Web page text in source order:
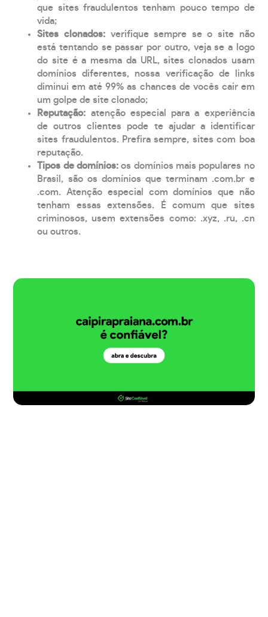
que sites fraudulentos tenham pouco tempo de
vida;
Sites clonados: verifique sempre se o site não
está tentando se passar por outro, veja se a logo
do site é a mesma da URL, sites clonados usam
domínios diferentes, nossa verificação de links
diminui em até 99% as chances de vocês cair em
um golpe de site clonado;
Reputação: atenção especial para a experiência
de outros clientes pode te ajudar a identificar
sites fraudulentos. Prefira sempre, sites com boa
reputação.
Tipos de domínios:os domínios mais populares no
Brasil, são os domínios que terminam .com.br e
.com. Atenção especial com domínios que não
tenham essas extensões. É comum que sites
criminosos, usem extensões como: .xyz, .ru, .cn
ou outros.